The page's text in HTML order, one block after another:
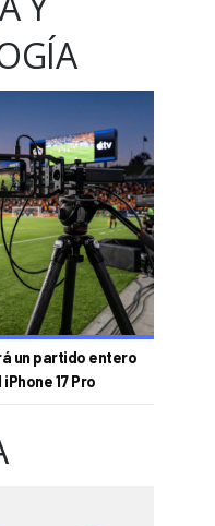
un partido entero
17 Pro